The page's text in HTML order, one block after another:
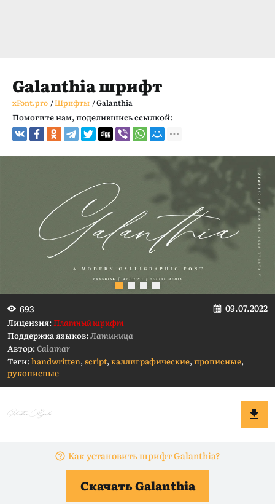
Galanthia шрифт
xFont.pro /Шрифты /Galanthia
Помогите нам, поделившись ссылкой:
693 09.07.2022
Лицензия:Платный шрифт
Поддержка языков:Латиница
Автор:Calamar
Теги:handwritten,script,каллиграфические,прописные,
рукописные
Как установить шрифт Galanthia?
Скачать Galanthia